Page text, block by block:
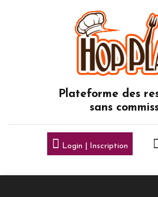
Plateforme des
sans
Login | Inscription